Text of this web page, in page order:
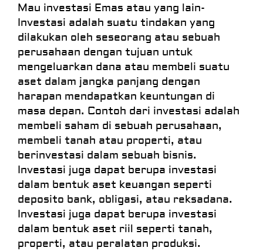
Mau investasi Emas atau yang lain-
Investasi adalah suatu tindakan yang
dilakukan oleh seseorang atau sebuah
perusahaan dengan tujuan untuk
mengeluarkan dana atau membeli suatu
aset dalam jangka panjang dengan
harapan mendapatkan keuntungan di
masa depan. Contoh dari investasi adalah
membeli saham di sebuah perusahaan,
membeli tanah atau properti, atau
berinvestasi dalam sebuah bisnis.
Investasi juga dapat berupa investasi
dalam bentuk aset keuangan seperti
deposito bank, obligasi, atau reksadana.
Investasi juga dapat berupa investasi
dalam bentuk aset riil seperti tanah,
properti, atau peralatan produksi.